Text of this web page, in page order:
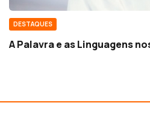
DESTAQUES
A Palavra e as Linguagens